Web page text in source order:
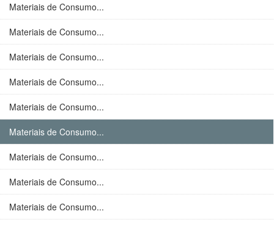
Materiais de Consumo...
Materiais de Consumo...
Materiais de Consumo...
Materiais de Consumo...
Materiais de Consumo...
Materiais de Consumo...
Materiais de Consumo...
Materiais de Consumo...
Materiais de Consumo...